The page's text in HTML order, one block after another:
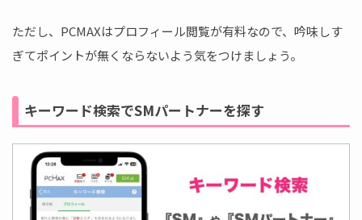
ただし、PCMAXはプロフィール閲覧が有料なので、吟味しす
ぎてポイントが無くならないよう気をつけましょう。
キーワード検索でSMパートナーを探す